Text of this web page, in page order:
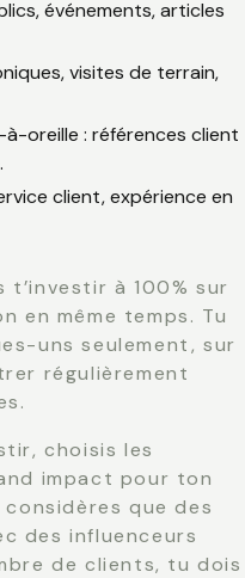
événements, articles
visites de terrain,
à-oreille : références client
client, expérience en
t’investir à 100% sur
en même temps. Tu
uns seulement, sur
régulièrement
choisis les
impact pour ton
que des
des influenceurs
de clients, tu dois